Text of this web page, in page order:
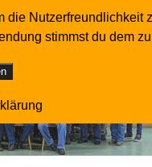
Sonderverein der Luchstaubenzüchter
die Nutzerfreundlichkeit
stimmst du dem